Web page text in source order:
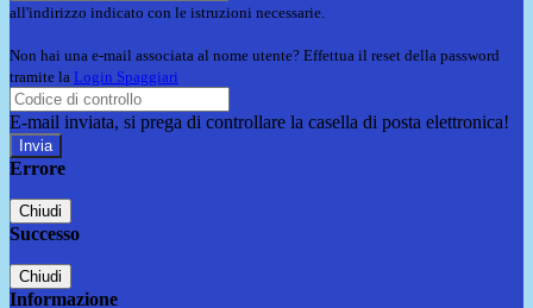
all'indirizzo indicato con le istruzioni necessarie.
Non hai una e-mail associata al nome utente? Effettua il reset della password
tramite la Login Spaggiari
E-mail inviata, si prega di controllare la casella di posta elettronica!
Errore
Chiudi
Successo
Chiudi
Informazione